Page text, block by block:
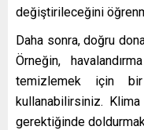
değiştirileceğini
Daha sonra, doğru
Örneğin,
temizlemek için
kullanabilirsiniz.
gerektiğinde